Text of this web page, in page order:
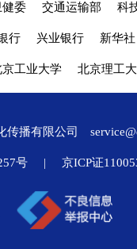
健委 交通运输部 科
行 兴业银行 新华社
京工业大学 北京理工
传播有限公司
号 | 京ICP证